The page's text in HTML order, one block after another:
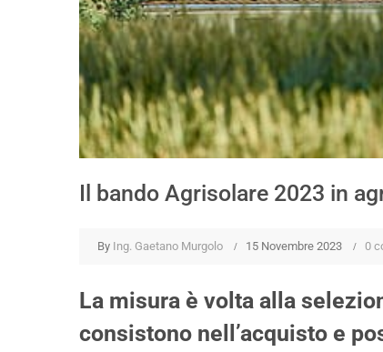
Il bando Agrisolare 2023 in
By Ing. Gaetano Murgolo 15 Novembre 2023 0
La misura è volta alla
consistono nell’acquisto e